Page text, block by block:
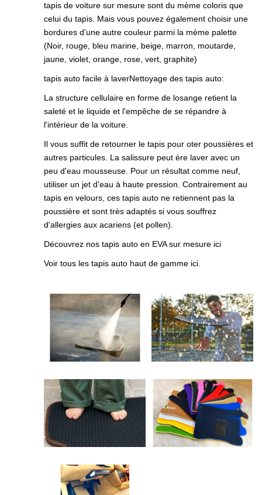
tapis de voiture sur mesure sont du mème coloris que
celui du tapis. Mais vous pouvez également choisir une
bordures d'une autre couleur parmi la mème palette
(Noir, rouge, bleu marine, beige, marron, moutarde,
jaune, violet, orange, rose, vert, graphite)
tapis auto facile à laverNettoyage des tapis auto:
La structure cellulaire en forme de losange retient la
saleté et le liquide et l'empêche de se répandre à
l'intérieur de la voiture.
Il vous suffit de retourner le tapis pour oter poussières et
autres particules. La salissure peut ère laver avec un
peu d'eau mousseuse. Pour un résultat comme neuf,
utiliser un jet d'eau à haute pression. Contrairement au
tapis en velours, ces tapis auto ne retiennent pas la
poussière et sont très adaptés si vous souffrez
d'allergies aux acariens (et pollen).
Découvrez nos tapis auto en EVA sur mesure ici
Voir tous les tapis auto haut de gamme ici.